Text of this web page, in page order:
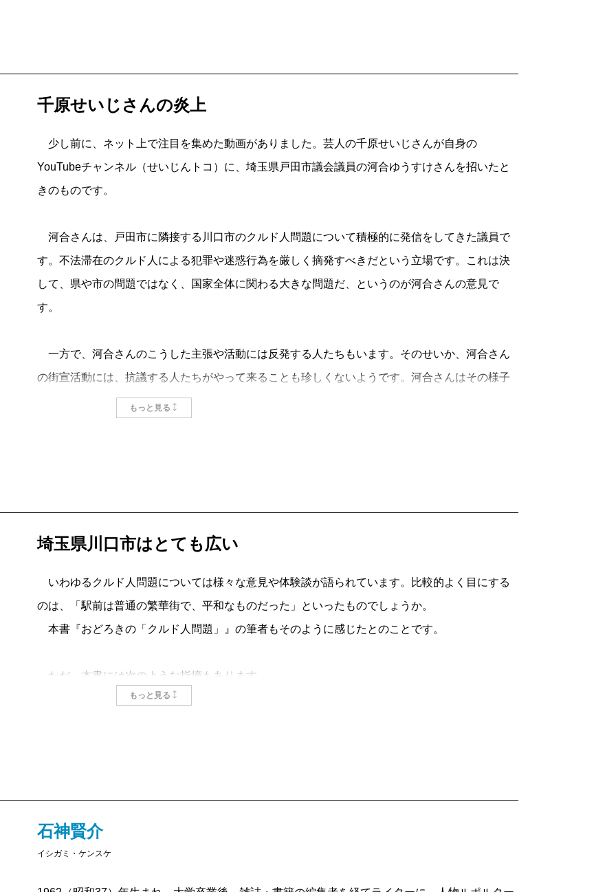
もいる。
2023年にはクルド人対クルド人で100人規模の暴動が勃発。頭や頸を刺し、地面は血で濡れ
た。機動隊も出動。自治体運営の総合病院の救命救急対応が5時間半停止した。2024年は無免許
運転のひき逃げで死者が出た。未成年女子へのレイプ事件も起きている。最近、学校教師の子供
日常的に道ばたでナンパをし、コンビニの駐車場で放尿する者、公園のトイレで行為に及ぶ者
もいる。令和の日本では珍しい、数々の事例を地元で聞くたびに、おどろくばかりだった。取材
の成果をまとめた拙著、『おどろきの「クルド人問題」』のタイトルはここからつけたものだ。
大手メディアは、この問題の報道にとても消極的だ。
る。市長への殺害を予告した者までいる。
クルド人が解体業を営む地域で、彼らと朝食をともにしたときのことだ。彼らは思いのほか人
た山の暮らしを川口で悪気なくやっていると想定すると、コンビニや公園での迷惑行為もつじつ
い。
市長や市議は、在留資格のない外国人は母国へ帰し、在留資格を持つ外国人とは共生の道を探
（いしがみ・けんすけ ライター）
波 2025年9月号より
千原せいじさんの炎上
少し前に、ネット上で注目を集めた動画がありました。芸人の千原せいじさんが自身の
YouTubeチャンネル（せいじんトコ）に、埼玉県戸田市議会議員の河合ゆうすけさんを招いたと
きのものです。
河合さんは、戸田市に隣接する川口市のクルド人問題について積極的に発信をしてきた議員で
す。不法滞在のクルド人による犯罪や迷惑行為を厳しく摘発すべきだという立場です。これは決
して、県や市の問題ではなく、国家全体に関わる大きな問題だ、というのが河合さんの意見で
す。
一方で、河合さんのこうした主張や活動には反発する人たちもいます。そのせいか、河合さん
の街宣活動には、抗議する人たちがやって来ることも珍しくないようです。河合さんはその様子
もSNSで発信しています。
す。せいじさんは河合さんの言動に対して、少し大げさではないかと思っているようで、その政
一方、河合さんは、ゲストとして呼んだにも関わらず、失礼な物言いをするせいじさんに徐々
に怒りを募らせます。そもそも数時間駅前を歩いただけで、何がわかるというのだ。河合さんは
口ゲンカの詳細は省きますが、最終的に、冷静さを欠いたせいじさんは、河合さんに対して
は炎上に近い状況が生まれました。
もっと見る
埼玉県川口市はとても広い
いわゆるクルド人問題については様々な意見や体験談が語られています。比較的よく目にする
のは、「駅前は普通の繁華街で、平和なものだった」といったものでしょうか。
本書『おどろきの「クルド人問題」』の筆者もそのように感じたとのことです。
ただ、本書には次のような指摘もあります。
寄りません。たまにニュースで見て、都会にはすごいところがあるのだなと感心するくらいで
もっと見る
石神賢介
イシガミ・ケンスケ